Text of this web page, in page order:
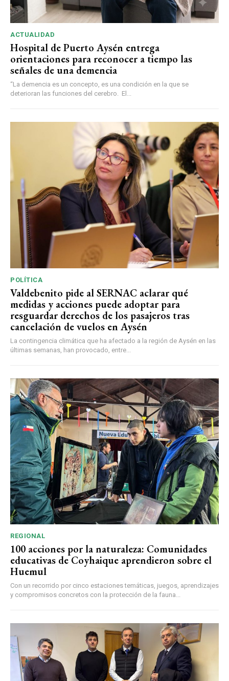
ACTUALIDAD
Hospital de Puerto Aysén entrega
orientaciones para reconocer a tiempo las
señales de una demencia
“La demencia es un concepto, es una condición en la que se
deterioran las funciones del cerebro. El...
POLÍTICA
Valdebenito pide al SERNAC aclarar qué
medidas y acciones puede adoptar para
resguardar derechos de los pasajeros tras
cancelación de vuelos en Aysén
La contingencia climática que ha afectado a la región de Aysén en las
últimas semanas, han provocado, entre...
REGIONAL
100 acciones por la naturaleza: Comunidades
educativas de Coyhaique aprendieron sobre el
Huemul
Con un recorrido por cinco estaciones temáticas, juegos, aprendizajes
y compromisos concretos con la protección de la fauna...